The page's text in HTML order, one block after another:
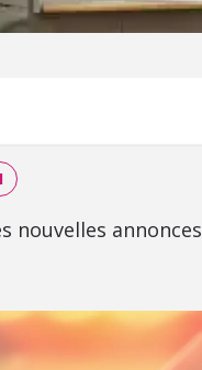
nouvelles annonces